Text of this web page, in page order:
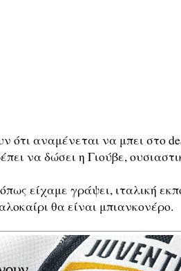
ότι αναμένεται να μπει στο
να δώσει η Γιούβε,
είχαμε γράψει, ιταλική
θα είναι μπιανκονέρο.